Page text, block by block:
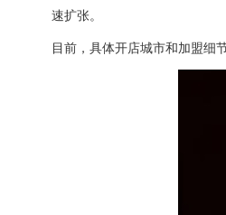
速扩张。
目前，具体开店城市和加盟细